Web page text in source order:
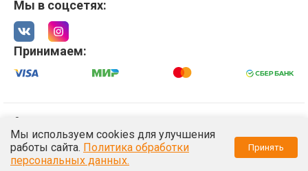
Мы в соцсетях:
Принимаем:
Политика обработки персональных данных
/**/
Мы используем cookies для улучшения
работы сайта. Политика обработки
персональных данных.
Принять